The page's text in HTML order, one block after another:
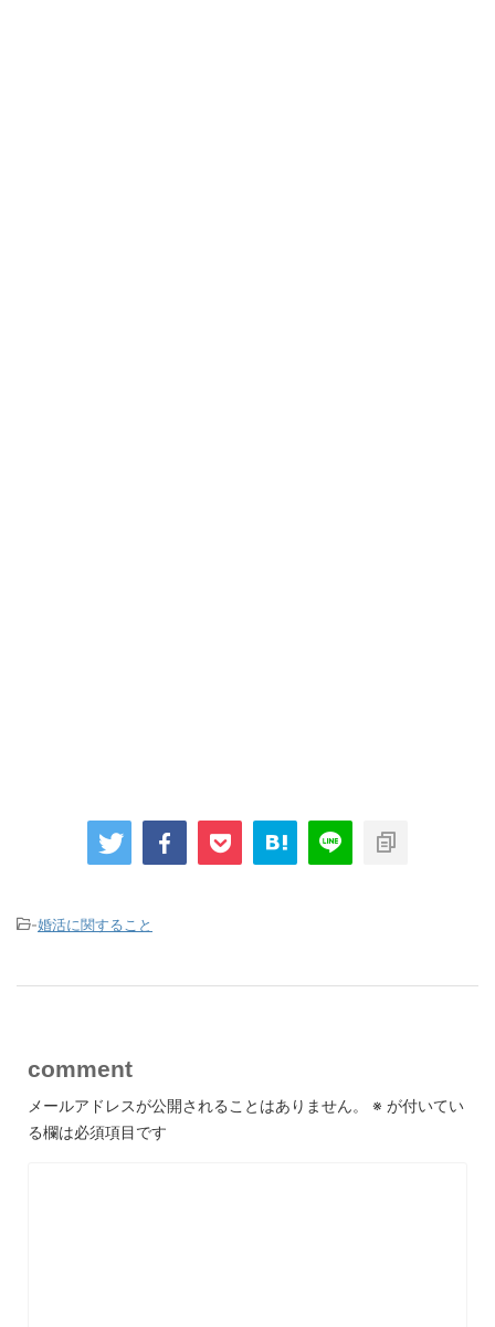
-婚活に関すること
comment
メールアドレスが公開されることはありません。 ※ が付いてい
る欄は必須項目です